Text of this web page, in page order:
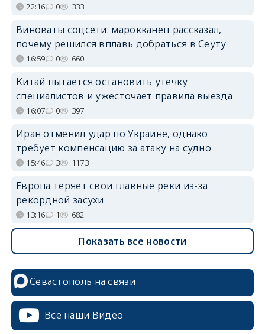
22:16 0 333
Виноваты соцсети: марокканец рассказал,
почему решился вплавь добраться в Сеуту
16:59 0 660
Китай пытается остановить утечку
специалистов и ужесточает правила выезда
16:07 0 397
Иран отменил удар по Украине, однако
требует компенсацию за атаку на судно
15:46 3 1173
Европа теряет свои главные реки из-за
рекордной засухи
13:16 1 682
Показать все новости
Севастополь на связи
Все наши Видео